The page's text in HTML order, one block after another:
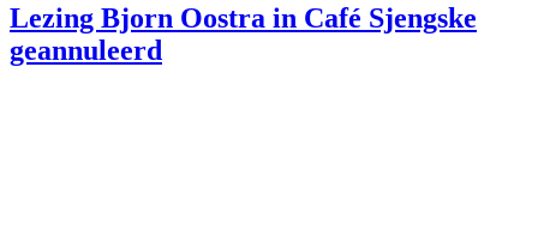
Lezing Bjorn Oostra in Café Sjengske
geannuleerd